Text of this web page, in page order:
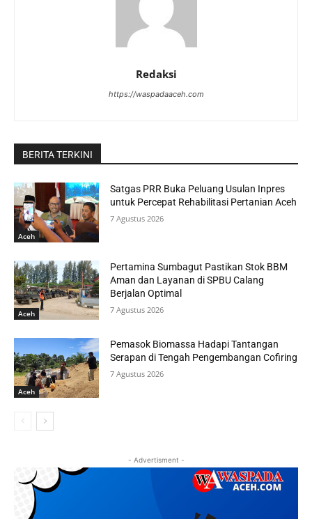
Redaksi
https://waspadaaceh.com
BERITA TERKINI
Aceh
Satgas PRR Buka Peluang Usulan Inpres
untuk Percepat Rehabilitasi Pertanian Aceh
7 Agustus 2026
Aceh
Pertamina Sumbagut Pastikan Stok BBM
Aman dan Layanan di SPBU Calang
Berjalan Optimal
7 Agustus 2026
Aceh
Pemasok Biomassa Hadapi Tantangan
Serapan di Tengah Pengembangan Cofiring
7 Agustus 2026
- Advertisment -